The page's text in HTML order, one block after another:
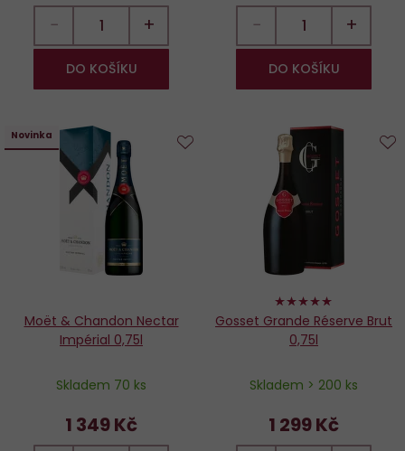
− +
DO KOŠÍKU
− +
DO KOŠÍKU
Novinka
Moët & Chandon Nectar
Impérial 0,75l
Skladem 70 ks
1 349 Kč
100%
Gosset Grande Réserve Brut
0,75l
Skladem > 200 ks
1 299 Kč